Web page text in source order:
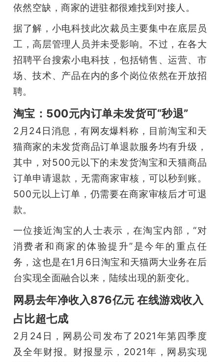
依然空缺，商家的进驻都很难找到对接人。
据了解，小电科技此次裁员主要集中在底层员
工，高层管理人员并未受影响。不过，在各大
招聘平台搜索小电科技，包括销售、运营、市
场、技术、产品在内的多个岗位依然在开放招
聘。
淘宝：500元内订单未发货可“秒退”
2月24日消息，有网友爆料称，目前淘宝和天
猫商家的未发货商品订单退款服务均有升级，
其中，对500元以下的未发货淘宝和天猫商品
订单申请退款，无需商家审核，可以秒到账。
500元以上订单，仍需要在商家审核后才可退
款。
一位接近淘宝的人士表示，在淘宝内部，“对
消费者和商家的体验提升”是今年的重点任
务，这也是在1月6日淘宝和天猫两大业务在后
台实现全面融合以来，陆续出现的新变化。
网易去年净收入876亿元 在线游戏收入
占比超七成
2月24日，网易公司发布了2021年第四季度
及全年财报。财报显示，2021年，网易实现